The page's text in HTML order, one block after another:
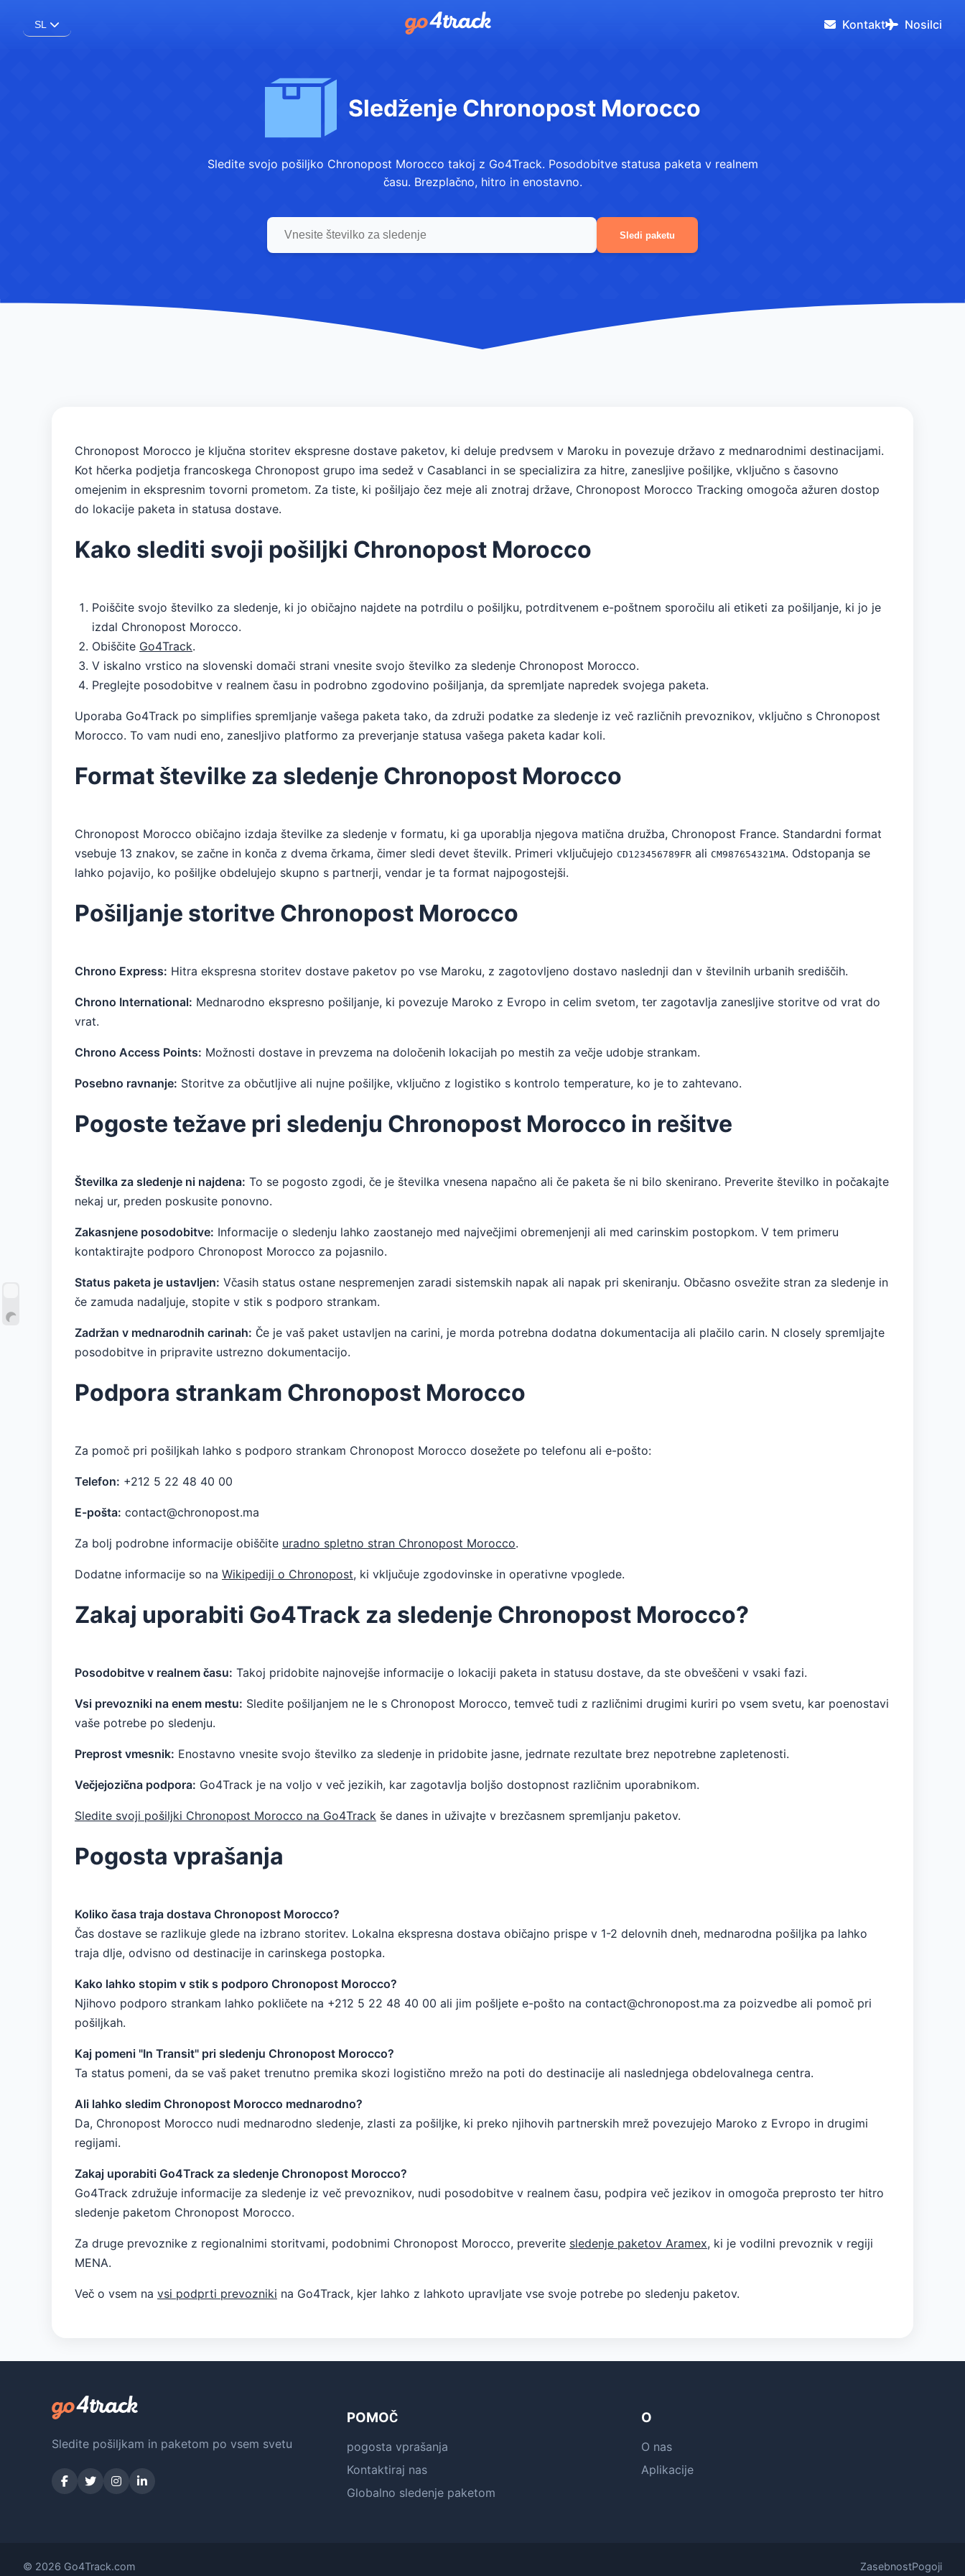
SL Kontakt Nosilci
Sledženje Chronopost Morocco
Sledite svojo pošiljko Chronopost Morocco takoj z Go4Track. Posodobitve statusa paketa v realnem
času. Brezplačno, hitro in enostavno.
Sledi paketu
Chronopost Morocco je ključna storitev ekspresne dostave paketov, ki deluje predvsem v Maroku in povezuje državo z mednarodnimi destinacijami.
Kot hčerka podjetja francoskega Chronopost grupo ima sedež v Casablanci in se specializira za hitre, zanesljive pošiljke, vključno s časovno
omejenim in ekspresnim tovorni prometom. Za tiste, ki pošiljajo čez meje ali znotraj države, Chronopost Morocco Tracking omogoča ažuren dostop
do lokacije paketa in statusa dostave.
Kako slediti svoji pošiljki Chronopost Morocco
Poiščite svojo številko za sledenje, ki jo običajno najdete na potrdilu o pošiljku, potrditvenem e-poštnem sporočilu ali etiketi za pošiljanje, ki jo je
izdal Chronopost Morocco.
Obiščite Go4Track.
V iskalno vrstico na slovenski domači strani vnesite svojo številko za sledenje Chronopost Morocco.
Preglejte posodobitve v realnem času in podrobno zgodovino pošiljanja, da spremljate napredek svojega paketa.
Uporaba Go4Track po simplifies spremljanje vašega paketa tako, da združi podatke za sledenje iz več različnih prevoznikov, vključno s Chronopost
Morocco. To vam nudi eno, zanesljivo platformo za preverjanje statusa vašega paketa kadar koli.
Format številke za sledenje Chronopost Morocco
Chronopost Morocco običajno izdaja številke za sledenje v formatu, ki ga uporablja njegova matična družba, Chronopost France. Standardni format
vsebuje 13 znakov, se začne in konča z dvema črkama, čimer sledi devet številk. Primeri vključujejo CD123456789FR ali CM987654321MA. Odstopanja se
lahko pojavijo, ko pošiljke obdelujejo skupno s partnerji, vendar je ta format najpogostejši.
Pošiljanje storitve Chronopost Morocco
Chrono Express: Hitra ekspresna storitev dostave paketov po vse Maroku, z zagotovljeno dostavo naslednji dan v številnih urbanih središčih.
Chrono International: Mednarodno ekspresno pošiljanje, ki povezuje Maroko z Evropo in celim svetom, ter zagotavlja zanesljive storitve od vrat do
vrat.
Chrono Access Points: Možnosti dostave in prevzema na določenih lokacijah po mestih za večje udobje strankam.
Posebno ravnanje: Storitve za občutljive ali nujne pošiljke, vključno z logistiko s kontrolo temperature, ko je to zahtevano.
Pogoste težave pri sledenju Chronopost Morocco in rešitve
Številka za sledenje ni najdena: To se pogosto zgodi, če je številka vnesena napačno ali če paketa še ni bilo skenirano. Preverite številko in počakajte
nekaj ur, preden poskusite ponovno.
Zakasnjene posodobitve: Informacije o sledenju lahko zaostanejo med največjimi obremenjenji ali med carinskim postopkom. V tem primeru
kontaktirajte podporo Chronopost Morocco za pojasnilo.
Status paketa je ustavljen: Včasih status ostane nespremenjen zaradi sistemskih napak ali napak pri skeniranju. Občasno osvežite stran za sledenje in
če zamuda nadaljuje, stopite v stik s podporo strankam.
Zadržan v mednarodnih carinah: Če je vaš paket ustavljen na carini, je morda potrebna dodatna dokumentacija ali plačilo carin. N closely spremljajte
posodobitve in pripravite ustrezno dokumentacijo.
Podpora strankam Chronopost Morocco
Za pomoč pri pošiljkah lahko s podporo strankam Chronopost Morocco dosežete po telefonu ali e-pošto:
Telefon: +212 5 22 48 40 00
E-pošta: contact@chronopost.ma
Za bolj podrobne informacije obiščite uradno spletno stran Chronopost Morocco.
Dodatne informacije so na Wikipediji o Chronopost, ki vključuje zgodovinske in operativne vpoglede.
Zakaj uporabiti Go4Track za sledenje Chronopost Morocco?
Posodobitve v realnem času: Takoj pridobite najnovejše informacije o lokaciji paketa in statusu dostave, da ste obveščeni v vsaki fazi.
Vsi prevozniki na enem mestu: Sledite pošiljanjem ne le s Chronopost Morocco, temveč tudi z različnimi drugimi kuriri po vsem svetu, kar poenostavi
vaše potrebe po sledenju.
Preprost vmesnik: Enostavno vnesite svojo številko za sledenje in pridobite jasne, jedrnate rezultate brez nepotrebne zapletenosti.
Večjejozična podpora: Go4Track je na voljo v več jezikih, kar zagotavlja boljšo dostopnost različnim uporabnikom.
Sledite svoji pošiljki Chronopost Morocco na Go4Track še danes in uživajte v brezčasnem spremljanju paketov.
Pogosta vprašanja
Koliko časa traja dostava Chronopost Morocco?
Čas dostave se razlikuje glede na izbrano storitev. Lokalna ekspresna dostava običajno prispe v 1-2 delovnih dneh, mednarodna pošiljka pa lahko
traja dlje, odvisno od destinacije in carinskega postopka.
Kako lahko stopim v stik s podporo Chronopost Morocco?
Njihovo podporo strankam lahko pokličete na +212 5 22 48 40 00 ali jim pošljete e-pošto na contact@chronopost.ma za poizvedbe ali pomoč pri
pošiljkah.
Kaj pomeni "In Transit" pri sledenju Chronopost Morocco?
Ta status pomeni, da se vaš paket trenutno premika skozi logistično mrežo na poti do destinacije ali naslednjega obdelovalnega centra.
Ali lahko sledim Chronopost Morocco mednarodno?
Da, Chronopost Morocco nudi mednarodno sledenje, zlasti za pošiljke, ki preko njihovih partnerskih mrež povezujejo Maroko z Evropo in drugimi
regijami.
Zakaj uporabiti Go4Track za sledenje Chronopost Morocco?
Go4Track združuje informacije za sledenje iz več prevoznikov, nudi posodobitve v realnem času, podpira več jezikov in omogoča preprosto ter hitro
sledenje paketom Chronopost Morocco.
Za druge prevoznike z regionalnimi storitvami, podobnimi Chronopost Morocco, preverite sledenje paketov Aramex, ki je vodilni prevoznik v regiji
MENA.
Več o vsem na vsi podprti prevozniki na Go4Track, kjer lahko z lahkoto upravljate vse svoje potrebe po sledenju paketov.
Sledite pošiljkam in paketom po vsem svetu
POMOČ
pogosta vprašanja
Kontaktiraj nas
Globalno sledenje paketom
O
O nas
Aplikacije
© 2026 Go4Track.com ZasebnostPogoji